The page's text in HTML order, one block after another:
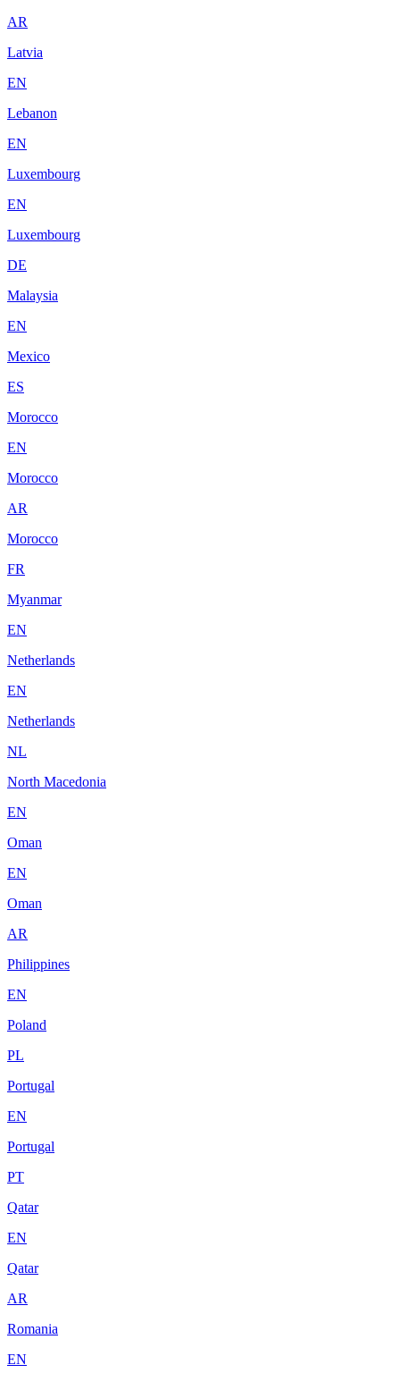
AR
Latvia
EN
Lebanon
EN
Luxembourg
EN
Luxembourg
DE
Malaysia
EN
Mexico
ES
Morocco
EN
Morocco
AR
Morocco
FR
Myanmar
EN
Netherlands
EN
Netherlands
NL
North Macedonia
EN
Oman
EN
Oman
AR
Philippines
EN
Poland
PL
Portugal
EN
Portugal
PT
Qatar
EN
Qatar
AR
Romania
EN